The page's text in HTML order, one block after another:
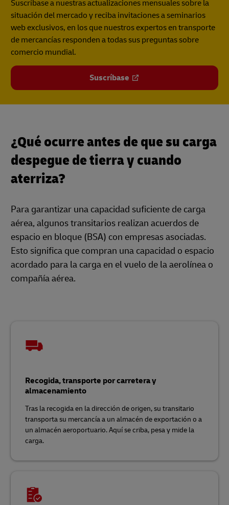
Suscríbase a nuestras actualizaciones mensuales sobre la
situación del mercado y reciba invitaciones a seminarios
web exclusivos, en los que nuestros expertos en transporte
de mercancías responden a todas sus preguntas sobre
comercio mundial.
Suscríbase
¿Qué ocurre antes de que su carga
despegue de tierra y cuando
aterriza?
Para garantizar una capacidad suficiente de carga
aérea, algunos transitarios realizan acuerdos de
espacio en bloque (BSA) con empresas asociadas.
Esto significa que compran una capacidad o espacio
acordado para la carga en el vuelo de la aerolínea o
compañía aérea.
Recogida, transporte por carretera y
almacenamiento
Tras la recogida en la dirección de origen, su transitario
transporta su mercancía a un almacén de exportación o a
un almacén aeroportuario. Aquí se criba, pesa y mide la
carga.